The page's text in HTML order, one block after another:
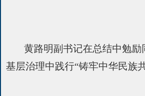
黄路明副书记在总结中勉
基层治理中践行“铸牢中华民族